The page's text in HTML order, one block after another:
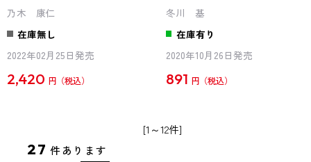
乃木 康仁
在庫無し
2022年02月25日発売
2,420 円
冬川 基
在庫有り
2020年10月26日発売
891 円
[1～12件]
27 件あります